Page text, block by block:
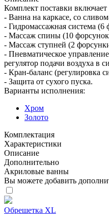
Комплект поставки включает
- Ванна на каркасе, со
- Гидромассажная система
- Массаж спины (10
- Массаж ступней (2
- Пневматическое
регулятор подачи воздуха в
- Кран-баланс (регулировка
- Защита от сухого пуска.
Варианты исполнения:
Хром
Золото
Комплектация
Характеристики
Описание
Дополнительно
Акриловые ванны
Вы можете добавить
Обрешетка XL